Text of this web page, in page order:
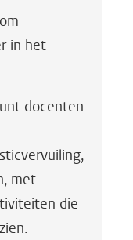
in het
docenten
met
die